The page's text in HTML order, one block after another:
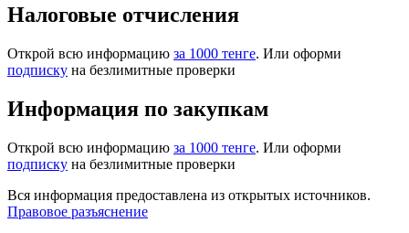
Налоговые отчисления
Открой всю информацию за 1000 тенге. Или оформи
подписку на безлимитные проверки
Информация по закупкам
Открой всю информацию за 1000 тенге. Или оформи
подписку на безлимитные проверки
Вся информация предоставлена из открытых источников.
Правовое разъяснение